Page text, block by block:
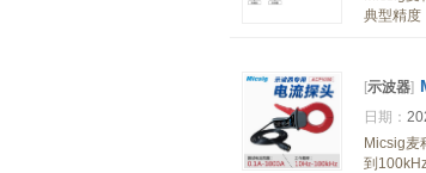
典型精度
[示波器]
日期：
Micsig麦
到